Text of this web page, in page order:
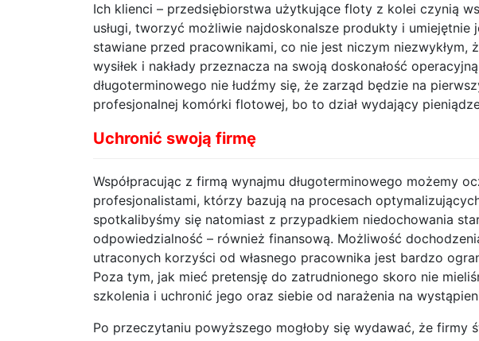
Ich klienci – przedsiębiorstwa użytkujące floty z kolei czynią
usługi, tworzyć możliwie najdoskonalsze produkty i umiejętnie
stawiane przed pracownikami, co nie jest niczym
wysiłek i nakłady przeznacza na swoją doskonałość
długoterminowego nie łudźmy się, że zarząd będzie na
profesjonalnej komórki flotowej, bo to dział wydający
Uchronić swoją firmę
Współpracując z firmą wynajmu długoterminowego możemy
profesjonalistami, którzy bazują na procesach
spotkalibyśmy się natomiast z przypadkiem niedochowania
odpowiedzialność – również finansową. Możliwość
utraconych korzyści od własnego pracownika jest bardzo
Poza tym, jak mieć pretensję do zatrudnionego skoro nie
szkolenia i uchronić jego oraz siebie od narażenia na
Po przeczytaniu powyższego mogłoby się wydawać, że firmy